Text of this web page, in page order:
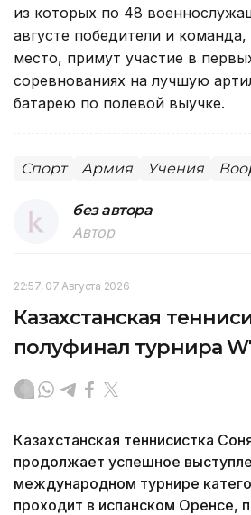
из которых по 48
августе победители и
место, примут участие в
соревнованиях на лучшую
батарею по полевой выучке.
Спорт Армия Учения
без автора
Автор
22:57, 07 Августа 2026
Казахстанская
полуфинал турнира
Казахстанская теннисистка
продолжает успешное
международном турнире
проходит в испанском Оренсе,